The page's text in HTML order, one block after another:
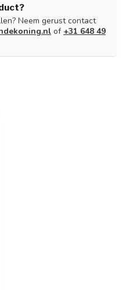
Neem gerust contact
of +31 648 49